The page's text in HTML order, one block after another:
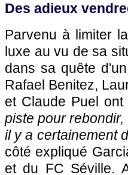
Des adieux
Parvenu à limiter
luxe au vu de sa
dans sa quête
Rafael Benitez,
et Claude Puel
piste pour
il y a certainement
côté expliqué
et du FC Séville.